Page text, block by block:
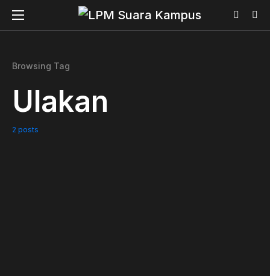
Browsing Tag
Ulakan
2 posts